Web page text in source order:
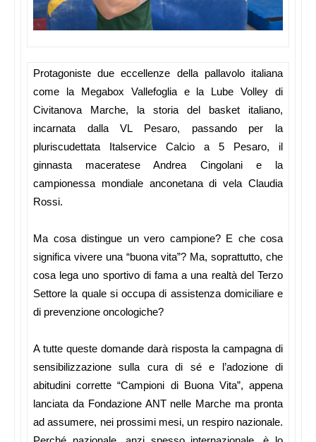
Protagoniste due eccellenze della pallavolo italiana
come la Megabox Vallefoglia e la Lube Volley di
Civitanova Marche, la storia del basket italiano,
incarnata dalla VL Pesaro, passando per la
pluriscudettata Italservice Calcio a 5 Pesaro, il
ginnasta maceratese Andrea Cingolani e la
campionessa mondiale anconetana di vela Claudia
Rossi.
Ma cosa distingue un vero campione? E che cosa
significa vivere una “buona vita”? Ma, soprattutto, che
cosa lega uno sportivo di fama a una realtà del Terzo
Settore la quale si occupa di assistenza domiciliare e
di prevenzione oncologiche?
A tutte queste domande darà risposta la campagna di
sensibilizzazione sulla cura di sé e l’adozione di
abitudini corrette “Campioni di Buona Vita”, appena
lanciata da Fondazione ANT nelle Marche ma pronta
ad assumere, nei prossimi mesi, un respiro nazionale.